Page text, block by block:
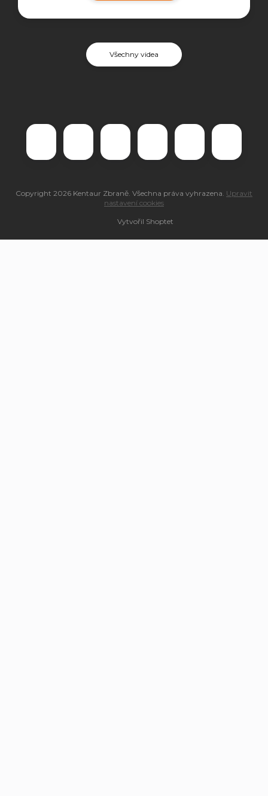
Všechny videa
Vytvořil Shoptet
Copyright 2026 Kentaur Zbraně. Všechna práva vyhrazena. Upravit
nastavení cookies